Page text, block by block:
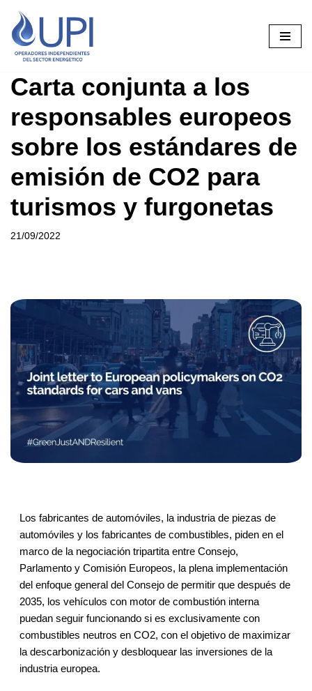
Saltar
al
Carta conjunta a los
responsables europeos
sobre los estándares de
emisión de CO2 para
turismos y furgonetas
21/09/2022
Los fabricantes de automóviles, la industria de piezas de
automóviles y los fabricantes de combustibles, piden en el
marco de la negociación tripartita entre Consejo,
Parlamento y Comisión Europeos, la plena implementación
del enfoque general del Consejo de permitir que después de
2035, los vehículos con motor de combustión interna
puedan seguir funcionando si es exclusivamente con
combustibles neutros en CO2, con el objetivo de maximizar
la descarbonización y desbloquear las inversiones de la
industria europea.